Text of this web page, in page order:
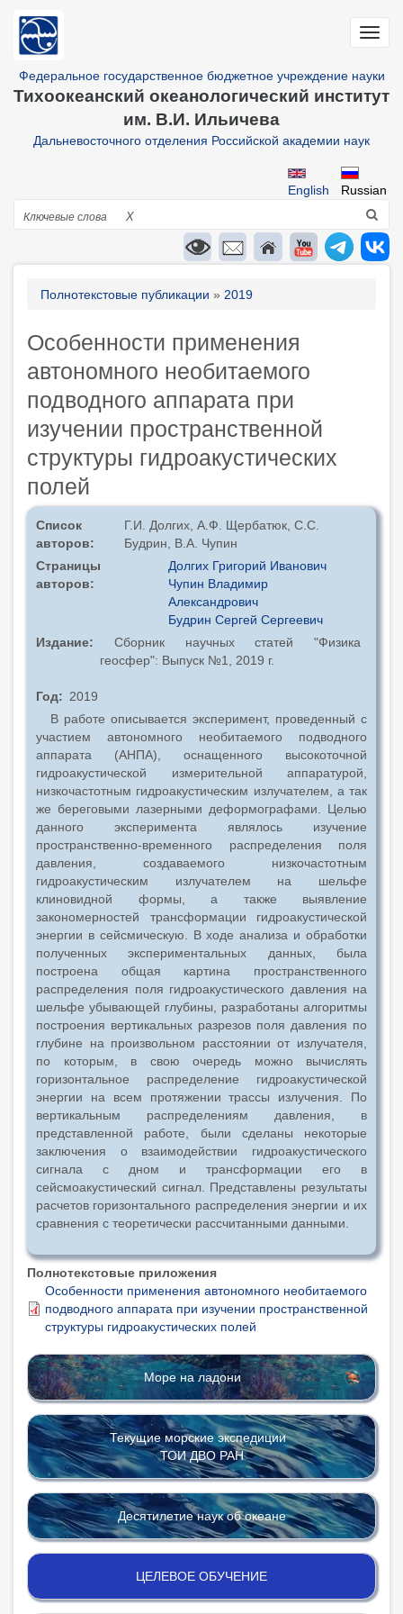
основному
Федеральное государственное бюджетное учреждение науки
Тихоокеанский океанологический институт
им. В.И. Ильичева
Дальневосточного отделения Российской академии наук
Russian
English
Поиск
X
Строка
Полнотекстовые публикации 2019
Особенности применения
автономного необитаемого
подводного аппарата при
изучении пространственной
структуры гидроакустических
полей
Список
авторов
Г.И. Долгих, А.Ф. Щербатюк, С.С.
Будрин, В.А. Чупин
Страницы
авторов
Долгих Григорий Иванович
Чупин Владимир
Александрович
Будрин Сергей Сергеевич
Издание
Сборник научных статей "Физика
геосфер": Выпуск №1, 2019 г.
Год
2019
В работе описывается эксперимент, проведенный с
участием автономного необитаемого подводного
аппарата (АНПА), оснащенного высокоточной
гидроакустической измерительной аппаратурой,
низкочастотным гидроакустическим излучателем, а так
же береговыми лазерными деформографами. Целью
данного эксперимента являлось изучение
пространственно-временного распределения поля
давления, создаваемого низкочастотным
гидроакустическим излучателем на шельфе
клиновидной формы, а также выявление
закономерностей трансформации гидроакустической
энергии в сейсмическую. В ходе анализа и обработки
полученных экспериментальных данных, была
построена общая картина пространственного
распределения поля гидроакустического давления на
шельфе убывающей глубины, разработаны алгоритмы
построения вертикальных разрезов поля давления по
глубине на произвольном расстоянии от излучателя,
по которым, в свою очередь можно вычислять
горизонтальное распределение гидроакустической
энергии на всем протяжении трассы излучения. По
вертикальным распределениям давления, в
представленной работе, были сделаны некоторые
заключения о взаимодействии гидроакустического
сигнала с дном и трансформации его в
сейсмоакустический сигнал. Представлены результаты
расчетов горизонтального распределения энергии и их
сравнения с теоретически рассчитанными данными.
Полнотекстовые приложения
Особенности применения автономного необитаемого
подводного аппарата при изучении пространственной
структуры гидроакустических полей
Море на ладони
Текущие морские экспедиции
ТОИ ДВО РАН
Десятилетие наук об океане
ЦЕЛЕВОЕ ОБУЧЕНИЕ